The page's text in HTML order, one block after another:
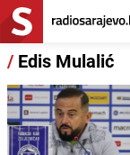
/ Edis Mulalić